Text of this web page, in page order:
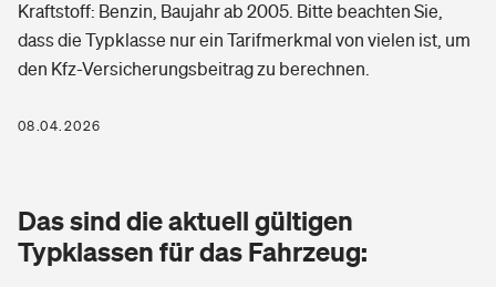
Arbeitsrechtsschutz
Berufshaftpflichtversicherung
Zur Übersicht
Tools
Elementarversicherung
Glasversicherung
Pri­vate Haft­pflicht­
Kinderunfall­ver­si­che­rung
Gesundheit
Private Krankenversicherung
Dread-Disease-Versicherung
Kraftstoff: Benzin, Baujahr ab 2005. Bitte beachten Sie,
dass die Typklasse nur ein Tarifmerkmal von vielen ist, um
den Kfz-Versicherungsbeitrag zu berechnen.
08.04.2026
Das sind die aktuell gültigen
Typklassen für das Fahrzeug: